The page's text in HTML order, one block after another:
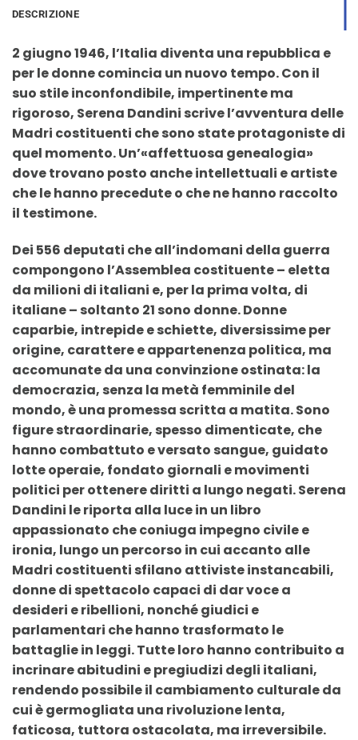
DESCRIZIONE
2 giugno 1946, l’Italia diventa una repubblica e
per le donne comincia un nuovo tempo. Con il
suo stile inconfondibile, impertinente ma
rigoroso, Serena Dandini scrive l’avventura delle
Madri costituenti che sono state protagoniste di
quel momento. Un’«affettuosa genealogia»
dove trovano posto anche intellettuali e artiste
che le hanno precedute o che ne hanno raccolto
il testimone.
Dei 556 deputati che all’indomani della guerra
compongono l’Assemblea costituente – eletta
da milioni di italiani e, per la prima volta, di
italiane – soltanto 21 sono donne. Donne
caparbie, intrepide e schiette, diversissime per
origine, carattere e appartenenza politica, ma
accomunate da una convinzione ostinata: la
democrazia, senza la metà femminile del
mondo, è una promessa scritta a matita. Sono
figure straordinarie, spesso dimenticate, che
hanno combattuto e versato sangue, guidato
lotte operaie, fondato giornali e movimenti
politici per ottenere diritti a lungo negati. Serena
Dandini le riporta alla luce in un libro
appassionato che coniuga impegno civile e
ironia, lungo un percorso in cui accanto alle
Madri costituenti sfilano attiviste instancabili,
donne di spettacolo capaci di dar voce a
desideri e ribellioni, nonché giudici e
parlamentari che hanno trasformato le
battaglie in leggi. Tutte loro hanno contribuito a
incrinare abitudini e pregiudizi degli italiani,
rendendo possibile il cambiamento culturale da
cui è germogliata una rivoluzione lenta,
faticosa, tuttora ostacolata, ma irreversibile.